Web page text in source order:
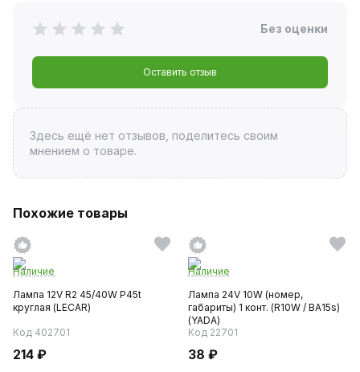
Без оценки
Оставить отзыв
Здесь ещё нет отзывов, поделитесь своим
мнением о товаре.
Похожие товары
Наличие
Лампа 12V R2 45/40W P45t
круглая (LECAR)
Код 402701
214 ₽
Наличие
Лампа 24V 10W (номер,
габариты) 1 конт. (R10W / BA15s)
(YADA)
Код 22701
38 ₽